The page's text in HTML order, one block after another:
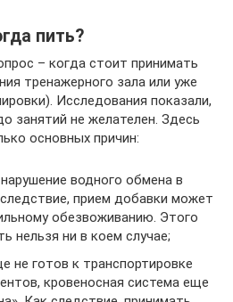
пить?
– когда стоит принимать
тренажерного зала или уже
Исследования показали,
занятий не желателен. Здесь
основных причин:
водного обмена в
прием добавки может
обезвоживанию. Этого
нельзя ни в коем случае;
не готов к транспортировке
кровеносная система еще